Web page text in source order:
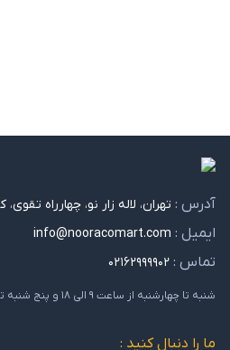
آدرس : تهران، لاله زار نو، چهارراه تقوی، کوچه
ایمیل : info@nooracomart.com
تماس : ۰۲۱۶۲۹۹۹۹۰۲
شنبه تا چهارشنبه از ساعت ۹ الی ۱۸ و پنج شنبه تا ۱۳
ما را دنبال کنید :